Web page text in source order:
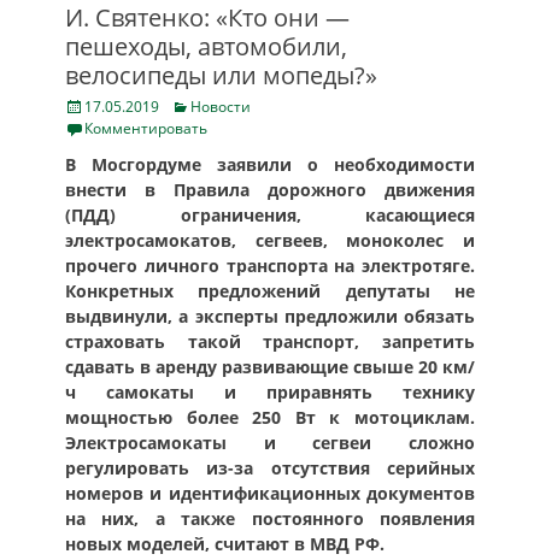
И. Святенко: «Кто они —
пешеходы, автомобили,
велосипеды или мопеды?»
Posted
on
17.05.2019 Categories
Новости
Комментировать
В Мосгордуме заявили о необходимости
внести в Правила дорожного движения
(ПДД) ограничения, касающиеся
электросамокатов, сегвеев, моноколес и
прочего личного транспорта на электротяге.
Конкретных предложений депутаты не
выдвинули, а эксперты предложили обязать
страховать такой транспорт, запретить
сдавать в аренду развивающие свыше 20 км/
ч самокаты и приравнять технику
мощностью более 250 Вт к мотоциклам.
Электросамокаты и сегвеи сложно
регулировать из-за отсутствия серийных
номеров и идентификационных документов
на них, а также постоянного появления
новых моделей, считают в МВД РФ.